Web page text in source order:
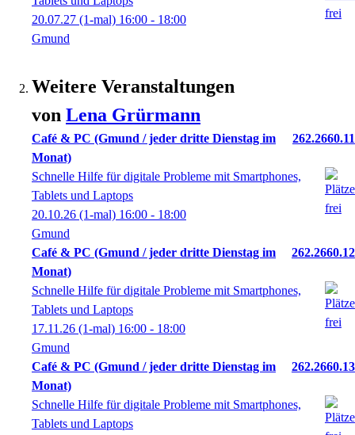
20.07.27 (1-mal) 16:00 - 18:00
Gmund
Weitere Veranstaltungen
von Lena Grürmann
Café & PC (Gmund / jeder dritte Dienstag im
Monat)
262.2660.11
Schnelle Hilfe für digitale Probleme mit Smartphones,
Tablets und Laptops
20.10.26 (1-mal) 16:00 - 18:00
Gmund
Café & PC (Gmund / jeder dritte Dienstag im
Monat)
262.2660.12
Schnelle Hilfe für digitale Probleme mit Smartphones,
Tablets und Laptops
17.11.26 (1-mal) 16:00 - 18:00
Gmund
Café & PC (Gmund / jeder dritte Dienstag im
Monat)
262.2660.13
Schnelle Hilfe für digitale Probleme mit Smartphones,
Tablets und Laptops